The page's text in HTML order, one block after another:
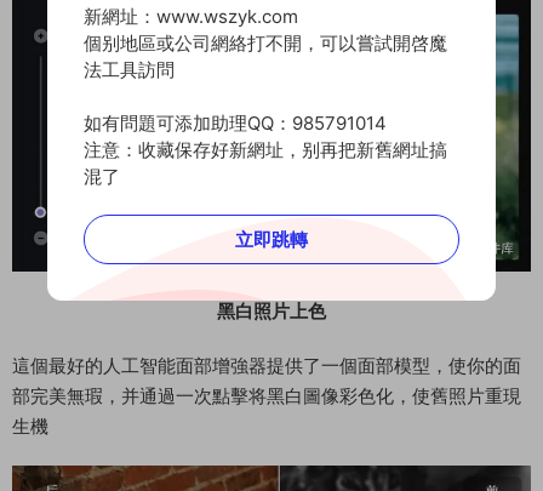
黑白照片上色
這個最好的人工智能面部增強器提供了一個面部模型，使你的面
部完美無瑕，并通過一次點擊将黑白圖像彩色化，使舊照片重現
生機
新網址：www.wszyk.com
個别地區或公司網絡打不開，可以嘗試開啓魔
法工具訪問
如有問題可添加助理QQ：985791014
注意：收藏保存好新網址，别再把新舊網址搞
混了
立即跳轉